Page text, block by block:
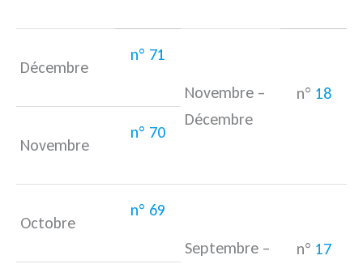
Décembre
n° 71
Novembre –
Décembre
n° 18
Novembre
n° 70
Octobre
n° 69
Septembre –
n° 17